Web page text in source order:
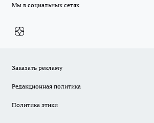
Мы в социальных сетях
Заказать рекламу
Редакционная политика
Политика этики